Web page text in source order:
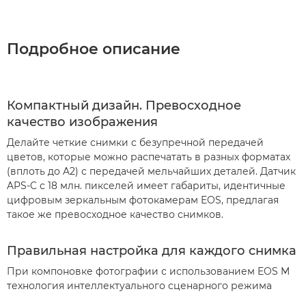
Подробное описание
Компактный дизайн. Превосходное
качество изображения
Делайте четкие снимки с безупречной передачей
цветов, которые можно распечатать в разных форматах
(вплоть до A2) с передачей мельчайших деталей. Датчик
APS-C с 18 млн. пикселей имеет габариты, идентичные
цифровым зеркальным фотокамерам EOS, предлагая
такое же превосходное качество снимков.
Правильная настройка для каждого снимка
При компоновке фотографии с использованием EOS M
технология интеллектуального сценарного режима